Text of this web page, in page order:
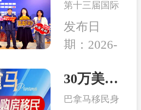
家庭萌生海外
身份规划、子
女教育、全球
生活布局等需
务行业迎来新
的发展机遇。
第十三届国际
移民及出入境
服务行业高峰
论坛在中国南
次峰会以“破
未来”为主
发布日
期：2026-
30万美元买房送巴拿马永居：高性价比、税务规划、入籍大揭秘！
巴拿马移民身